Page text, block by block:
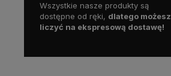
Wszystkie nasze produkty są
dostępne od ręki, dlatego możesz
liczyć na ekspresową dostawę!